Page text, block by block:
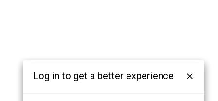
Log in to get a better experience